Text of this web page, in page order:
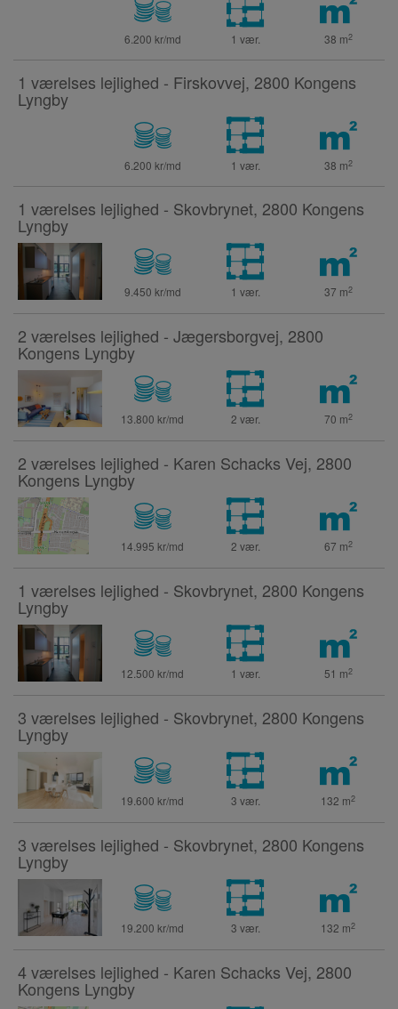
6.200 kr/md 1 vær. 38 m2
1 værelses lejlighed - Firskovvej, 2800 Kongens
Lyngby
6.200 kr/md 1 vær. 38 m2
1 værelses lejlighed - Skovbrynet, 2800 Kongens
Lyngby
9.450 kr/md 1 vær. 37 m2
2 værelses lejlighed - Jægersborgvej, 2800
Kongens Lyngby
13.800 kr/md 2 vær. 70 m2
2 værelses lejlighed - Karen Schacks Vej, 2800
Kongens Lyngby
14.995 kr/md 2 vær. 67 m2
1 værelses lejlighed - Skovbrynet, 2800 Kongens
Lyngby
12.500 kr/md 1 vær. 51 m2
3 værelses lejlighed - Skovbrynet, 2800 Kongens
Lyngby
19.600 kr/md 3 vær. 132 m2
3 værelses lejlighed - Skovbrynet, 2800 Kongens
Lyngby
19.200 kr/md 3 vær. 132 m2
4 værelses lejlighed - Karen Schacks Vej, 2800
Kongens Lyngby